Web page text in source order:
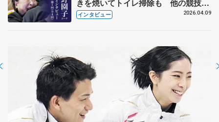
きを焼いてトイレ掃除も 他の競技に
も通用するという坂本花織の筋肉
インタビュー 2026.04.09